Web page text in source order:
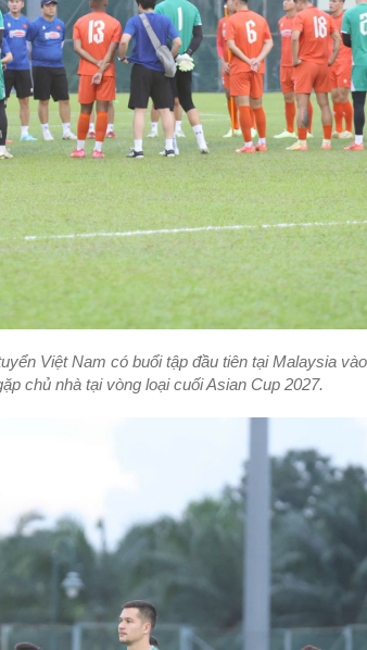
Việt Nam có buổi tập đầu tiên tại Malaysia
chủ nhà tại vòng loại cuối Asian Cup 2027.